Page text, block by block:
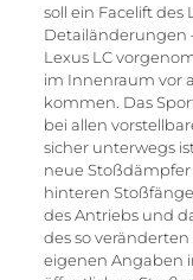
soll ein Facelift des
Detailänderungen
Lexus LC
im Innenraum vor
kommen. Das
bei allen
sicher unterwegs
neue
hinteren
des Antriebs und
des so
eigenen Angaben